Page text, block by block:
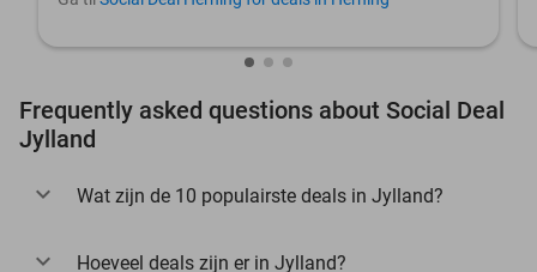
Frequently asked questions about Social Deal
Jylland
Wat zijn de 10 populairste deals in Jylland?
Hoeveel deals zijn er in Jylland?